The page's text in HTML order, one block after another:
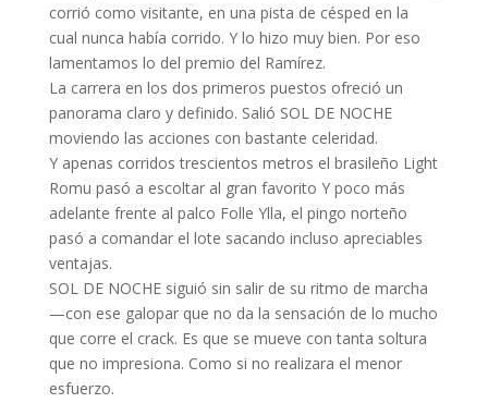
corrió como visitante, en una pista de césped en la
cual nunca había corrido. Y lo hizo muy bien. Por eso
lamentamos lo del premio del Ramírez.
La carrera en los dos primeros puestos ofreció un
panorama claro y definido. Salió SOL DE NOCHE
moviendo las acciones con bastante celeridad.
Y apenas corridos trescientos metros el brasileño Light
Romu pasó a escoltar al gran favorito Y poco más
adelante frente al palco Folle Ylla, el pingo norteño
pasó a comandar el lote sacando incluso apreciables
ventajas.
SOL DE NOCHE siguió sin salir de su ritmo de marcha
—con ese galopar que no da la sensación de lo mucho
que corre el crack. Es que se mueve con tanta soltura
que no impresiona. Como si no realizara el menor
esfuerzo.